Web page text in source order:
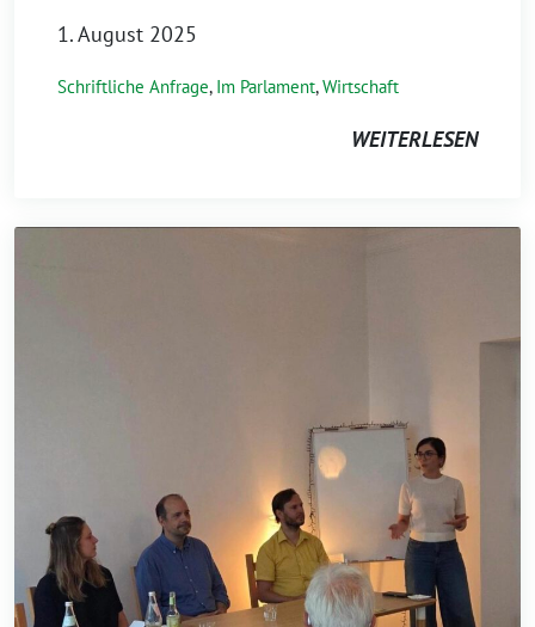
1. August 2025
Schriftliche Anfrage, Im Parlament,Wirtschaft
WEITERLESEN